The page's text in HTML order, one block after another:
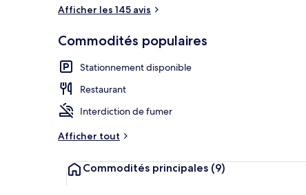
Afficher les 145 avis
Commodités populaires
Stationnement disponible
Restaurant
Interdiction de fumer
Afficher tout
Commodités principales (9)